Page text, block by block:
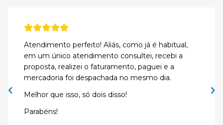
Atendimento perfeito! Aliás, como já é habitual,
em um único atendimento consultei, recebi a
proposta, realizei o faturamento, paguei e a
mercadoria foi despachada no mesmo dia.
Melhor que isso, só dois disso!
Parabéns!